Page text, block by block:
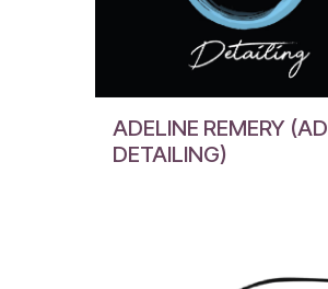
ADELINE REMERY (AD
DETAILING)